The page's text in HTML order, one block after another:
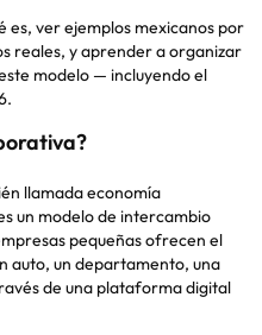
es, ver ejemplos mexicanos por
reales, y aprender a organizar
modelo — incluyendo el
llamada economía
un modelo de intercambio
pequeñas ofrecen el
auto, un departamento, una
de una plataforma digital